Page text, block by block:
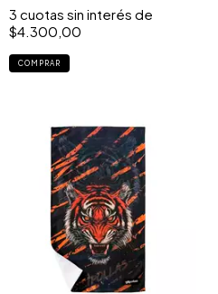
3 cuotas sin interés de
$4.300,00